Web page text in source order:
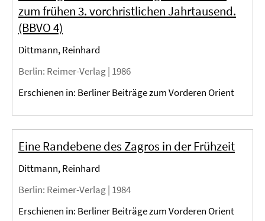
zum frühen 3. vorchristlichen Jahrtausend.
(BBVO 4)
Dittmann, Reinhard
Berlin: Reimer-Verlag | 1986
Erschienen in: Berliner Beiträge zum Vorderen Orient
Eine Randebene des Zagros in der Frühzeit
Dittmann, Reinhard
Berlin: Reimer-Verlag | 1984
Erschienen in: Berliner Beiträge zum Vorderen Orient